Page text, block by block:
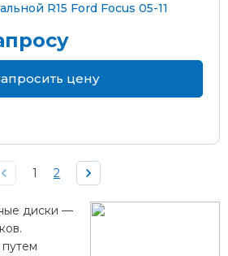
R15 Ford Focus 05-11
цену
1 2
диски —